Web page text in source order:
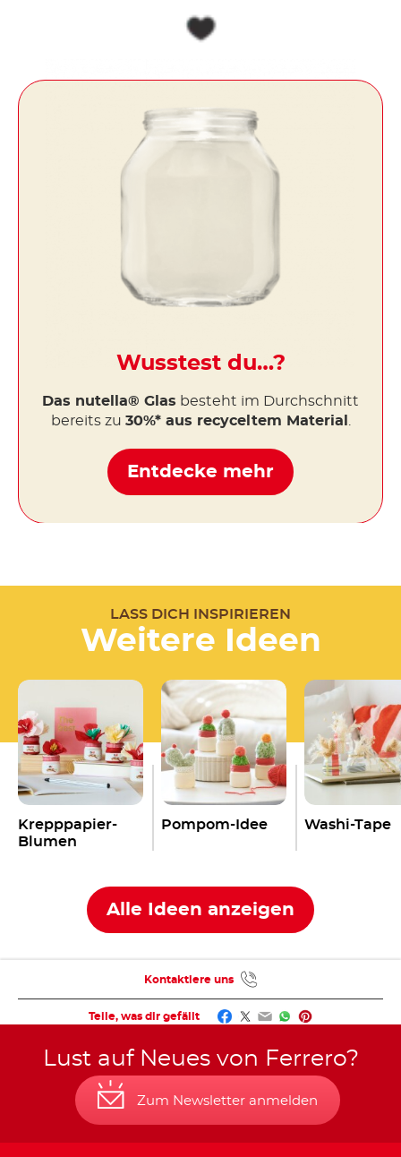
Wusstest du…?
Das nutella® Glas besteht im Durchschnitt
bereits zu 30%* aus recyceltem Material .
Entdecke mehr
LASS DICH INSPIRIEREN
Weitere Ideen
Krepppapier-
Blumen
Pompom-Idee Washi-Tape
Alle Ideen anzeigen
Teile, was dir gefällt Facebook
Twitter
EmailWhatsApp
Pinterest
Kontaktiere uns
Lust auf Neues von Ferrero?
Zum Newsletter anmelden